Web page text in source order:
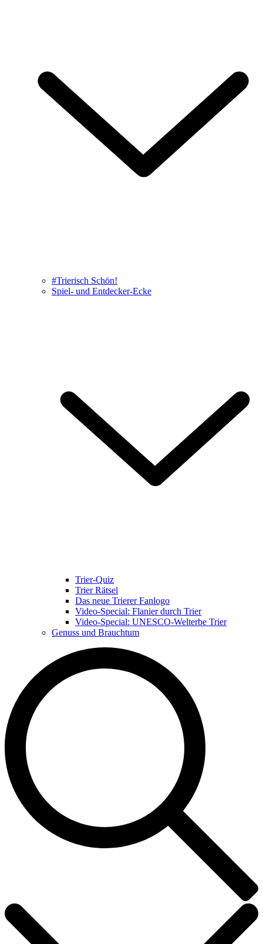
#Trierisch Schön!
Spiel- und Entdecker-Ecke
Trier-Quiz
Trier Rätsel
Das neue Trierer Fanlogo
Video-Special: Flanier durch Trier
Video-Special: UNESCO-Welterbe Trier
Genuss und Brauchtum